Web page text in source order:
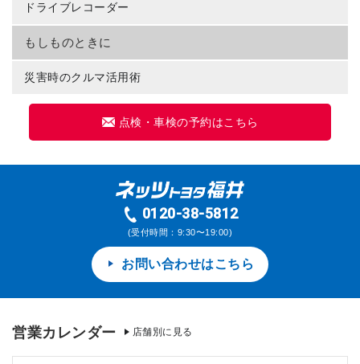
ドライブレコーダー
もしものときに
災害時のクルマ活用術
点検・車検の予約はこちら
0120-38-5812
(受付時間：9:30〜19:00)
お問い合わせはこちら
営業カレンダー 店舗別に見る